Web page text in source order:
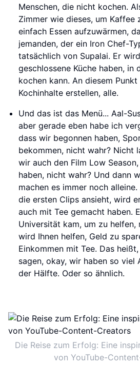
Menschen, die nicht kochen.
Zimmer wie dieses, um Kaffee
einfach Essen aufzuwärmen,
jemanden, der ein Iron Chef-
tatsächlich von Supalai. Er
geschlossene Küche haben, in
kochen kann. An diesem
Kochinhalte erstellen, alle.
Und das ist das Menü... Aal-
aber gerade eben habe ich
dass wir begonnen haben,
bekommen, nicht wahr? Nicht
wir auch den Film Low
haben, nicht wahr? Und dann
machen es immer noch
die ersten Clips ansieht, wird
auch mit Tee gemacht haben.
Universität kam, um zu helfen,
wird Ihnen helfen, Geld zu
Einkommen mit Tee. Das
sagen, okay, wir haben so viel
der Hälfte. Oder so ähnlich.
Die Reise zum Erfolg: Eine
von YouTube-